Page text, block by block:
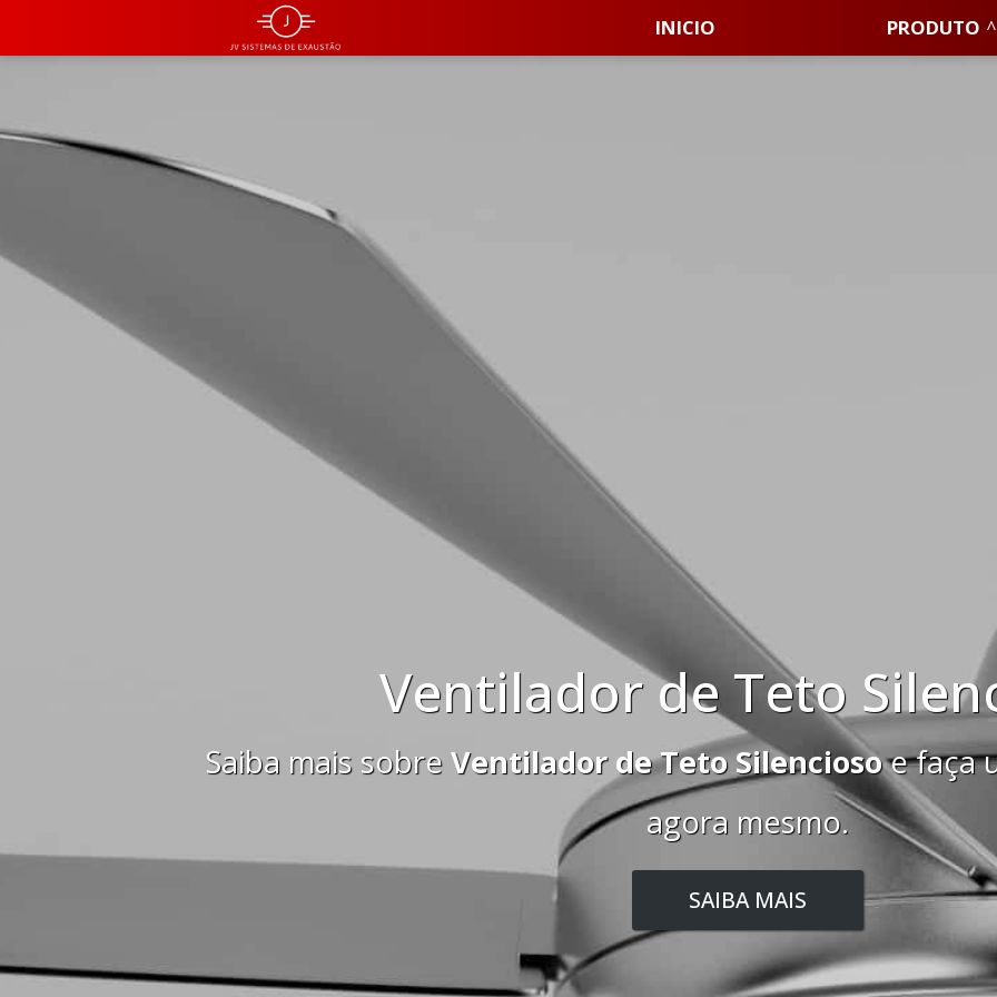
INICIO PRODUTO
Ventilador de Teto Silencioso
mais sobreVentilador de Teto Silenciosoe faça uma cotação
agora mesmo.
SAIBA MAIS